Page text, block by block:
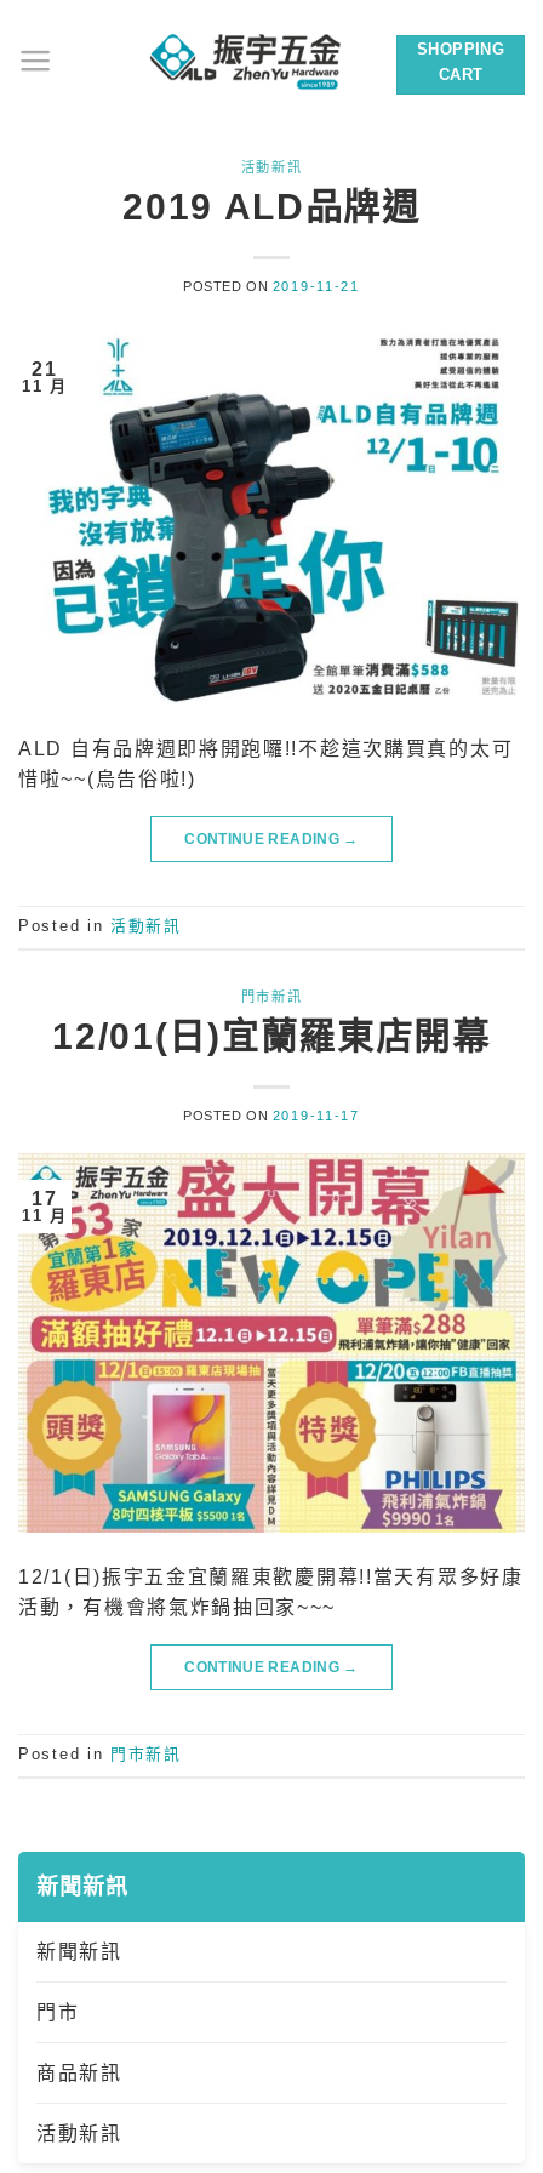
content
SHOPPING
CART
新聞新訊
新聞新訊
門市
商品新訊
活動新訊
活動新訊
2019 ALD品牌週
POSTED ON 2019-11-21
21
11 月
ALD 自有品牌週即將開跑囉!!不趁這次購買真的太可
惜啦~~(烏告俗啦!)
CONTINUE READING →
Posted in 活動新訊
門市新訊
12/01(日)宜蘭羅東店開幕
POSTED ON 2019-11-17
17
11 月
12/1(日)振宇五金宜蘭羅東歡慶開幕!!當天有眾多好康
活動，有機會將氣炸鍋抽回家~~~
CONTINUE READING →
Posted in 門市新訊